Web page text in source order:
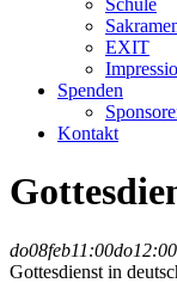
Schule
EXIT
Spenden
Kontakt
do08feb11:00do12:00
Gottesdienst in